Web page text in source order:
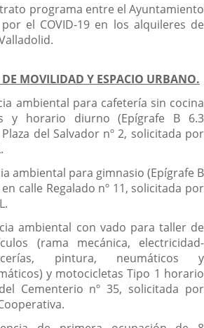
programa entre el Ayuntamiento
el COVID-19 en los alquileres de
MOVILIDAD Y ESPACIO URBANO.
ambiental para cafetería sin cocina
y horario diurno (Epígrafe B 6.3
Plaza del Salvador nº 2, solicitada por
ambiental para gimnasio (Epígrafe B
en calle Regalado nº 11, solicitada por
ambiental con vado para taller de
(rama mecánica, electricidad-
pintura, neumáticos y
y motocicletas Tipo 1 horario
Cementerio nº 35, solicitada por